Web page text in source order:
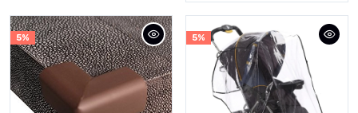
5% 5%